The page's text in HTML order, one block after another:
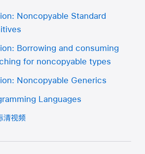
Noncopyable Standard
Borrowing and consuming
for noncopyable types
Noncopyable Generics
Languages
清视频